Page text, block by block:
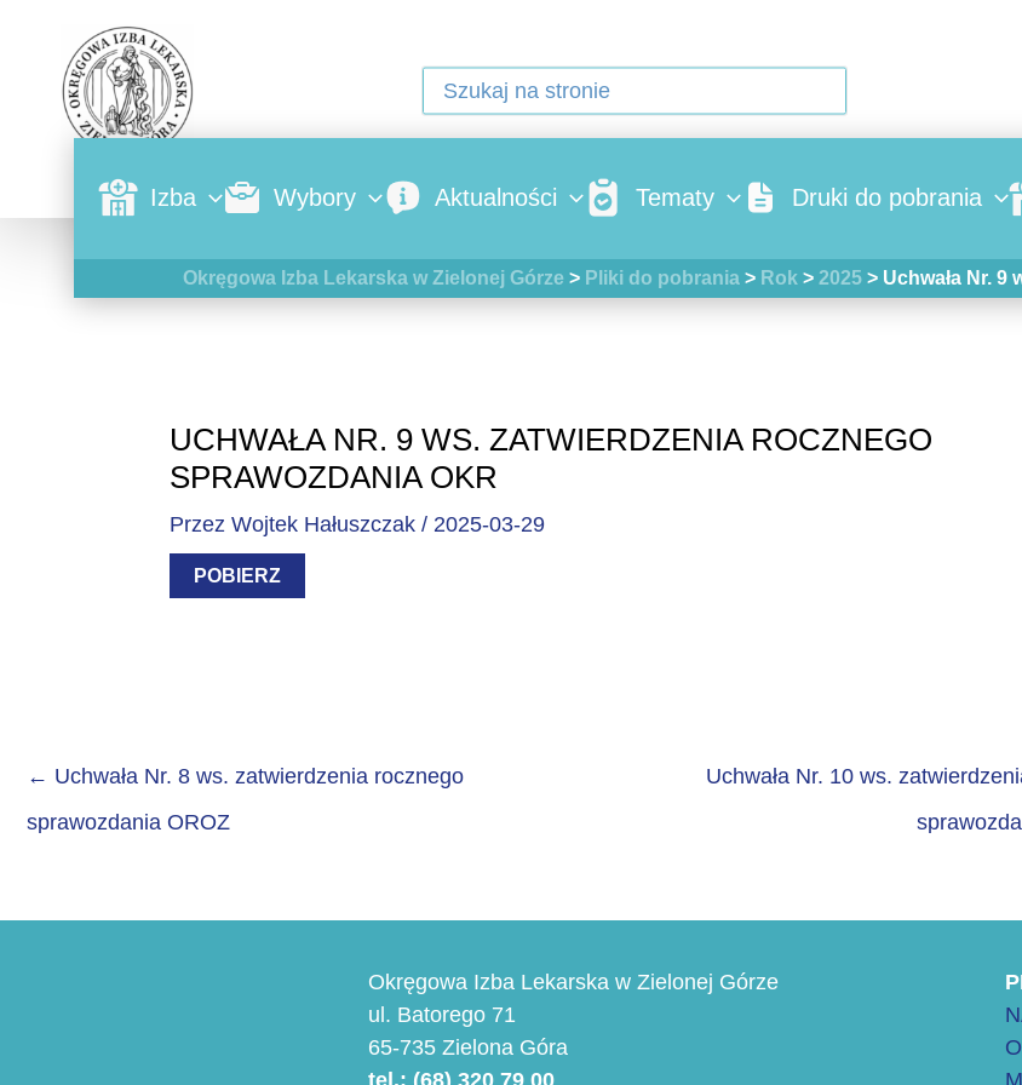
Izba Wybory Aktualności Tematy Druki do pobrania
Okręgowa Izba Lekarska w Zielonej Górze> Pliki do pobrania> Rok > 2025> Uchwała Nr.
UCHWAŁA NR. 9 WS. ZATWIERDZENIA ROCZNEGO
SPRAWOZDANIA OKR
PrzezWojtek Hałuszczak/ 2025-03-29
POBIERZ
← Uchwała Nr. 8 ws. zatwierdzenia rocznego
sprawozdania OROZ
Uchwała Nr. 10 ws.
Okręgowa Izba Lekarska w Zielonej Górze
ul. Batorego 71
65-735 Zielona Góra